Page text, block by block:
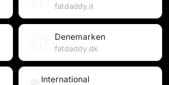
fatdaddy.it
Denemarken
fatdaddy.dk
International